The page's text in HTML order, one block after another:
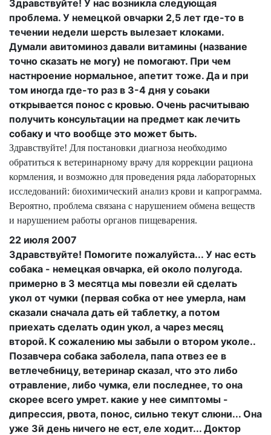
Здравствуйте! У нас возникла следующая
проблема. У немецкой овчарки 2,5 лет где-то в
течении недели шерсть вылезает клоками.
Думали авитоминоз давали витамины (название
точно сказать не могу) не помогают. При чем
настнроение нормальное, апетит тоже. Да и при
том иногда где-то раз в 3-4 дня у соьаки
открывается понос с кровью. Очень расчитываю
получить консультации на предмет как лечить
собаку и что вообще это может быть.
Здравствуйте! Для постановки диагноза необходимо
обратиться к ветеринарному врачу для коррекции рациона
кормления, и возможно для проведения ряда лабораторных
исследований: биохимический анализ крови и капрограмма.
Вероятно, проблема связана с нарушением обмена веществ
и нарушением работы органов пищеварения.
22 июля 2007
Здравствуйте! Помогите пожалуйста... У нас есть
собака - немецкая овчарка, ей около полугода.
примерно в 3 месятца мы повезли ей сделать
укол от чумки (первая собка от нее умерла, нам
сказали сначала дать ей таблетку, а потом
приехать сделать один укол, а чарез месяц
второй. К сожалению мы забыли о втором уколе..
Позавчера собака заболела, папа отвез ее в
ветлечебницу, ветеринар сказал, что это либо
отравление, либо чумка, ели последнее, то она
скорее всего умрет. какие у нее симптомы -
дипрессия, рвота, понос, сильно текут слюни... Она
уже 3й день ничего не ест, еле ходит... Доктор